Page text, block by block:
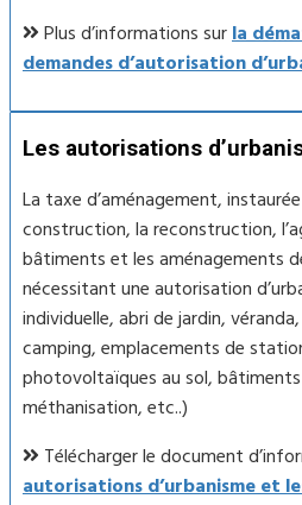
Plus d’informations surla
demandes d’autorisation
Les autorisations
La taxe d’aménagement,
construction, la reconstruction,
bâtiments et les aménagements
nécessitant une autorisation
individuelle, abri de jardin,
camping, emplacements de
photovoltaïques au sol,
méthanisation, etc..)
Télécharger le document
autorisations d’urbanisme et